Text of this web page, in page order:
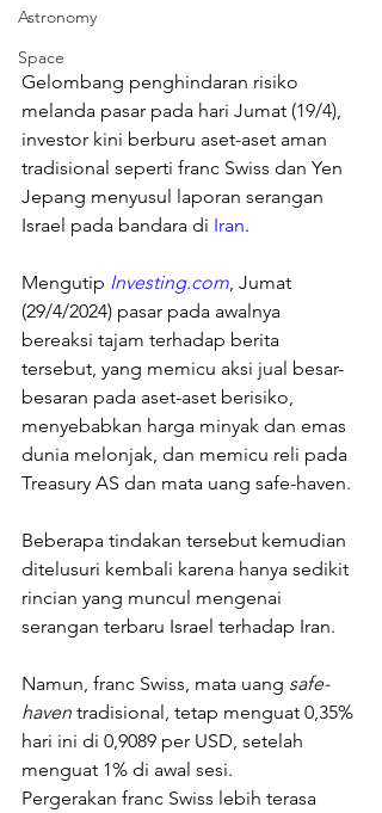
Astronomy
Space
Gelombang penghindaran risiko
melanda pasar pada hari Jumat (19/4),
investor kini berburu aset-aset aman
tradisional seperti franc Swiss dan Yen
Jepang menyusul laporan serangan
Israel pada bandara di Iran.
Mengutip Investing.com , Jumat
(29/4/2024) pasar pada awalnya
bereaksi tajam terhadap berita
tersebut, yang memicu aksi jual besar-
besaran pada aset-aset berisiko,
menyebabkan harga minyak dan emas
dunia melonjak, dan memicu reli pada
Treasury AS dan mata uang safe-haven.
Beberapa tindakan tersebut kemudian
ditelusuri kembali karena hanya sedikit
rincian yang muncul mengenai
serangan terbaru Israel terhadap Iran.
Namun, franc Swiss, mata uang safe-
haven tradisional, tetap menguat 0,35%
hari ini di 0,9089 per USD, setelah
menguat 1% di awal sesi.
Pergerakan franc Swiss lebih terasa